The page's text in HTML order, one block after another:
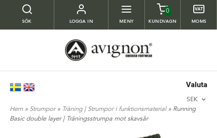
SÖK LOGGA IN MENY
0
KUNDVAGN MOMS
Valuta
SEK
Hem » Strumpor » Träning | Strumpor i funktionsmaterial » Running
Basic double layer | Träningsstrumpa mot skavsår